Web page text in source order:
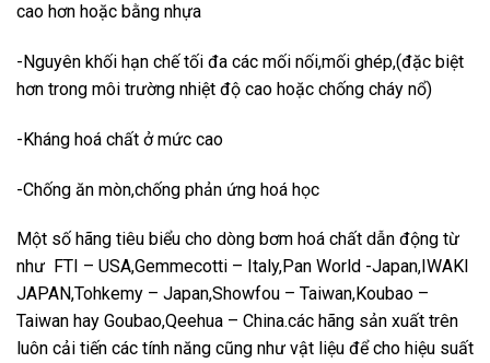
cao hơn hoặc bằng nhựa
-Nguyên khối hạn chế tối đa các mối nối,mối ghép,(đặc biệt
hơn trong môi trường nhiệt độ cao hoặc chống cháy nổ)
-Kháng hoá chất ở mức cao
-Chống ăn mòn,chống phản ứng hoá học
Một số hãng tiêu biểu cho dòng bơm hoá chất dẫn động từ
như FTI – USA,Gemmecotti – Italy,Pan World -Japan,IWAKI
JAPAN,Tohkemy – Japan,Showfou – Taiwan,Koubao –
Taiwan hay Goubao,Qeehua – China.các hãng sản xuất trên
luôn cải tiến các tính năng cũng như vật liệu để cho hiệu suất